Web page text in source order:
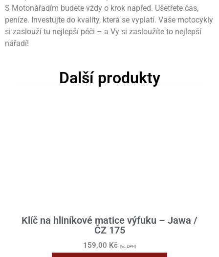
S Motonářadím budete vždy o krok napřed. Ušetřete čas,
peníze. Investujte do kvality, která se vyplatí. Vaše motocykly
si zaslouží tu nejlepší péči – a Vy si zasloužíte to nejlepší
nářadí!
Další produkty
Klíč na hliníkové matice výfuku – Jawa /
ČZ 175
159,00 Kč (vč. DPH)